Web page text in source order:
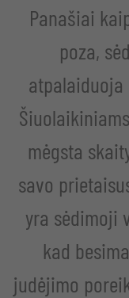
Panašiai
poza,
mėgsta
savo
yra sėdimoji
kad
judėjimo